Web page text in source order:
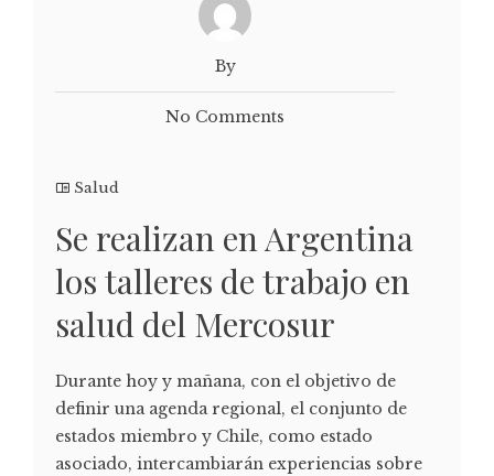
By
No Comments
Salud
Se realizan en Argentina
los talleres de trabajo en
salud del Mercosur
Durante hoy y mañana, con el objetivo de
definir una agenda regional, el conjunto de
estados miembro y Chile, como estado
asociado, intercambiarán experiencias sobre